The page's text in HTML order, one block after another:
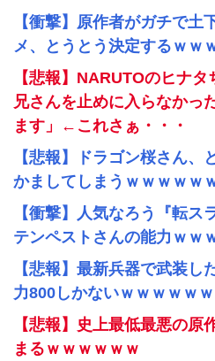
【衝撃】原作者がガチで土
メ、とうとう決定するｗｗ
【悲報】NARUTOのヒナ
兄さんを止めに入らなかっ
ます」←これさぁ・・・
【悲報】ドラゴン桜さん、
かましてしまうｗｗｗｗｗ
【衝撃】人気なろう『転ス
テンペストさんの能力ｗｗ
【悲報】最新兵器で武装し
力800しかないｗｗｗｗｗｗ
【悲報】史上最低最悪の原
まるｗｗｗｗｗｗ